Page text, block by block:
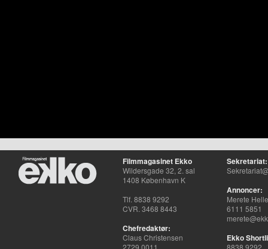
Filmmagasinet Ekko
Wildersgade 32, 2. sal
1408 København K
Tlf. 8838 9292
CVR. 3468 8443
Chefredaktør:
Claus Christensen
2729 0011
Sekretariat:
Annoncer:
Merete
6111 5851
Ekko
8838 9292